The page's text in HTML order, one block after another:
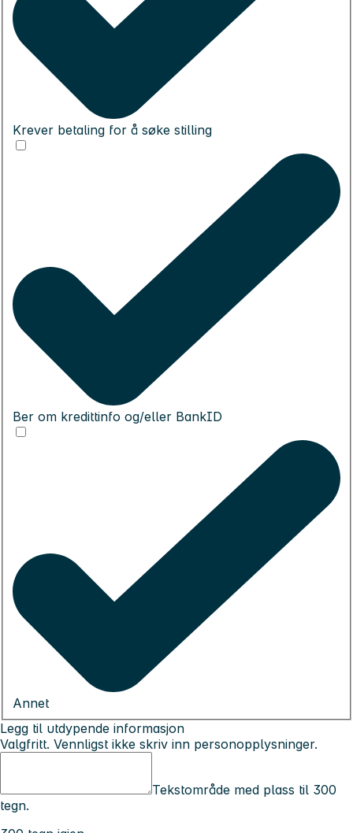
Krever betaling for å søke stilling
Ber om kredittinfo og/eller BankID
Annet
Legg til utdypende informasjon
Valgfritt. Vennligst ikke skriv inn personopplysninger.
Tekstområde med plass til 300
tegn.